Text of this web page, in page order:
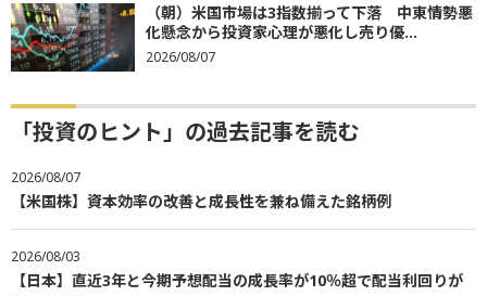
（朝）米国市場は3指数揃って下落 中東情勢悪
化懸念から投資家心理が悪化し売り優...
2026/08/07
「投資のヒント」の過去記事を読む
2026/08/07
【米国株】資本効率の改善と成長性を兼ね備えた銘柄例
2026/08/03
【日本】直近3年と今期予想配当の成長率が10％超で配当利回りが